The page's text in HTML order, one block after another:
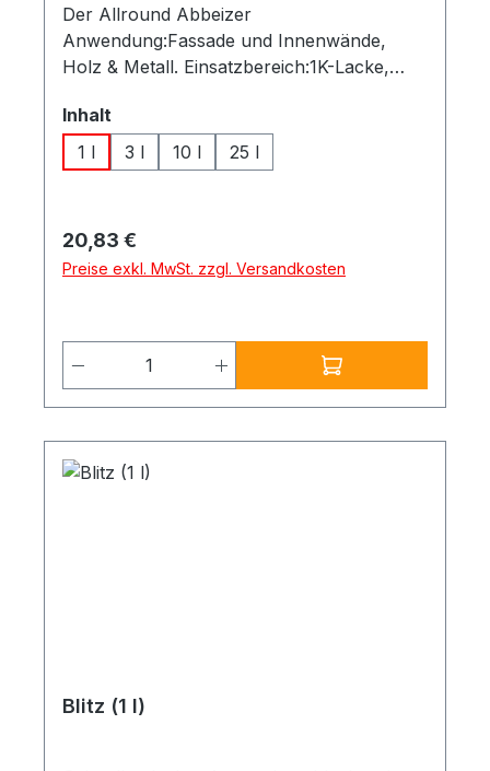
Der Allround Abbeizer
Anwendung:Fassade und Innenwände,
Holz & Metall. Einsatzbereich:1K-Lacke,
Kunststoffputze, Latexfarben, Kleber, PU-
Schaum, Glasfasertapete, Wachse uvm.
Besonderheiten:Sehr universell,
Spritzen oder Rollen Verbrauch:ca. 100 ml
pro zu entfernender Farb-/Lackschicht =
Inhalt
1 l
3 l 10 l 25 l
Regulärer Preis:
20,83 €
Preise exkl. MwSt. zzgl. Versandkosten
Produkt Anzahl: Gib den
Blitz (1 l)